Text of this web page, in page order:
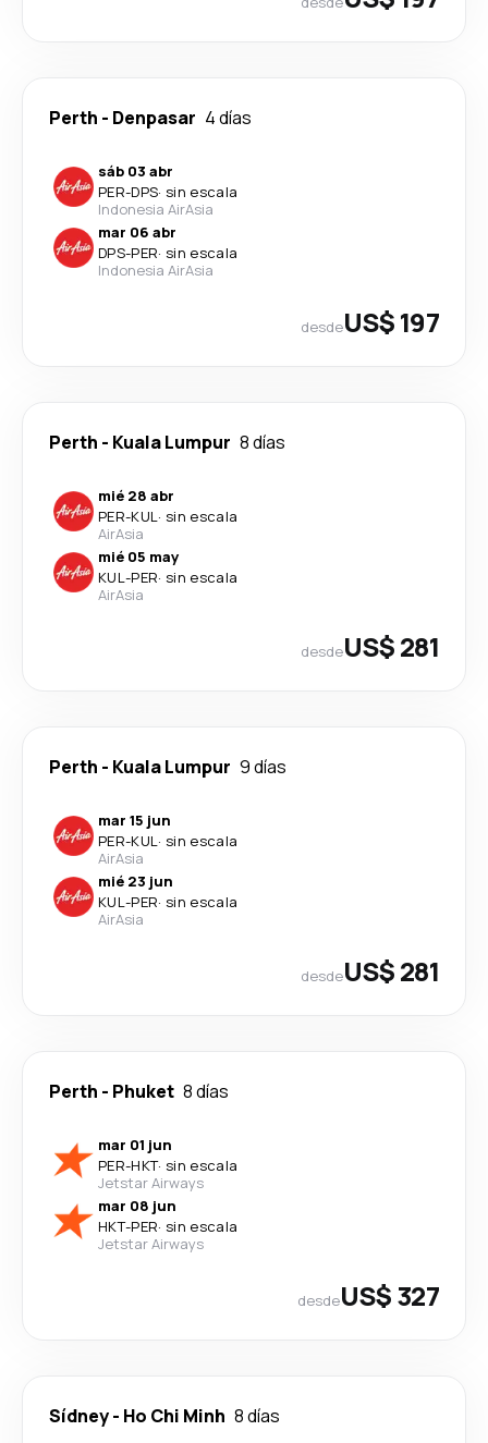
Perth - Denpasar 4 días
sáb 03 abr
PER-DPS· sin escala
Indonesia AirAsia
mar 06 abr
DPS-PER· sin escala
Indonesia AirAsia
desdeUS$ 197
Perth - Kuala Lumpur 8 días
mié 28 abr
PER-KUL· sin escala
AirAsia
mié 05 may
KUL-PER· sin escala
AirAsia
desdeUS$ 281
Perth - Kuala Lumpur 9 días
mar 15 jun
PER-KUL· sin escala
AirAsia
mié 23 jun
KUL-PER· sin escala
AirAsia
desdeUS$ 281
Perth - Phuket 8 días
mar 01 jun
PER-HKT· sin escala
Jetstar Airways
mar 08 jun
HKT-PER· sin escala
Jetstar Airways
desdeUS$ 327
Sídney- Ho Chi Minh 8 días